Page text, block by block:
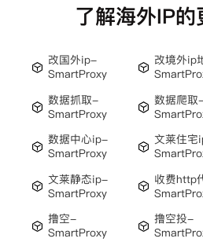
了解海外IP
改国外ip-
SmartProxy
改境外ip
数据抓取-
SmartProxy
数据爬
数据中心ip-
SmartProxy
文莱住
文莱静态ip-
SmartProxy
收费http
撸空-
SmartProxy
撸空投-